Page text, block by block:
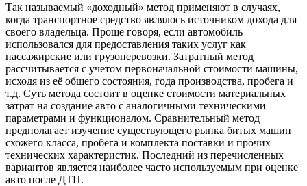
Так называемый «доходный» метод применяют в случаях,
когда транспортное средство являлось источником дохода для
своего владельца. Проще говоря, если автомобиль
использовался для предоставления таких услуг как
пассажирские или грузоперевозки. Затратный метод
рассчитывается с учетом первоначальной стоимости машины,
исходя из её общего состояния, года производства, пробега и
т.д. Суть метода состоит в оценке стоимости материальных
затрат на создание авто с аналогичными техническими
параметрами и функционалом. Сравнительный метод
предполагает изучение существующего рынка битых машин
схожего класса, пробега и комплекта поставки и прочих
технических характеристик. Последний из перечисленных
вариантов является наиболее часто используемым при оценке
авто после ДТП.